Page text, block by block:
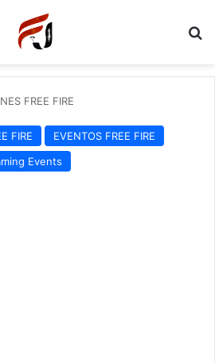
FREE FIRE
FIRE
EVENTOS FREE FIRE
Events